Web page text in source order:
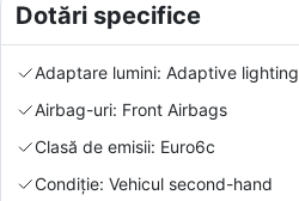
Dotări specifice
Adaptare lumini: Adaptive lighting
Airbag-uri: Front Airbags
Clasă de emisii: Euro6c
Condiție: Vehicul second-hand